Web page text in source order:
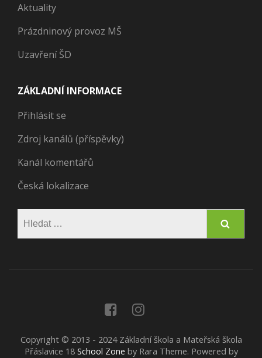
Aktuality
Prázdninový provoz MŠ
Uzavření ŠD
ZÁKLADNÍ INFORMACE
Přihlásit se
Zdroj kanálů (příspěvky)
Kanál komentářů
Česká lokalizace
Copyright © 2013 - 2024 Základní škola a Mateřská škola
Přáslavice 18 School Zone by Rara Theme. Powered by